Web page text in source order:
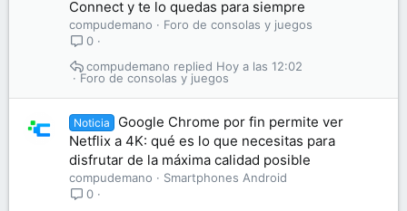
Connect y te lo quedas para siempre
compudemano
Foro de consolas y juegos
0
Foro de consolas y juegos
Hoy a las 12:02
compudemano
Noticia
Google Chrome por fin permite ver
Netflix a 4K: qué es lo que necesitas para
disfrutar de la máxima calidad posible
compudemano
Smartphones Android
0